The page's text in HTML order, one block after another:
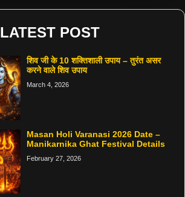
LATEST POST
शिव जी के 10 शक्तिशाली उपाय – तुरंत असर
करने वाले शिव उपाय
March 4, 2026
Masan Holi Varanasi 2026 Date –
Manikarnika Ghat Festival Details
February 27, 2026